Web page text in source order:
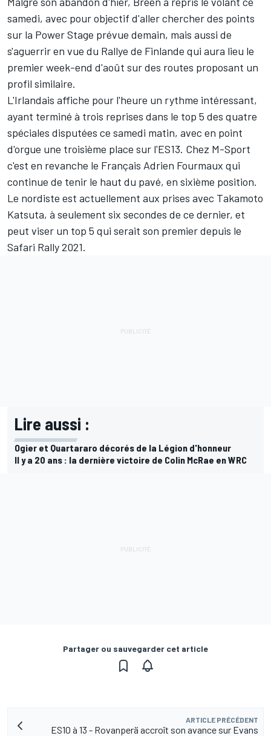
samedi, avec pour objectif d'aller chercher des points
sur la Power Stage prévue demain, mais aussi de
s'aguerrir en vue du Rallye de Finlande qui aura lieu le
premier week-end d'août sur des routes proposant un
profil similaire.
L'Irlandais affiche pour l'heure un rythme intéressant,
ayant terminé à trois reprises dans le top 5 des quatre
spéciales disputées ce samedi matin, avec en point
d'orgue une troisième place sur l'ES13. Chez M-Sport
c'est en revanche le Français Adrien Fourmaux qui
continue de tenir le haut du pavé, en sixième position.
Le nordiste est actuellement aux prises avec Takamoto
Katsuta, à seulement six secondes de ce dernier, et
peut viser un top 5 qui serait son premier depuis le
Safari Rally 2021.
Lire aussi :
Ogier et Quartararo décorés de la Légion d'honneur
Il y a 20 ans : la dernière victoire de Colin McRae en WRC
Partager ou sauvegarder cet article
ARTICLE PRÉCÉDENT
ES10 à 13 - Rovanperä accroît son avance sur Evans